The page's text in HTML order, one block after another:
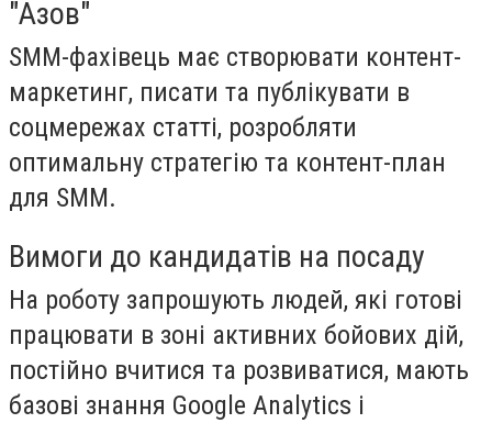
"Азов"
SMM-фахівець має створювати контент-
маркетинг, писати та публікувати в
соцмережах статті, розробляти
оптимальну стратегію та контент-план
для SMM.
Вимоги до кандидатів на посаду
На роботу запрошують людей, які готові
працювати в зоні активних бойових дій,
постійно вчитися та розвиватися, мають
базові знання Google Analytics і